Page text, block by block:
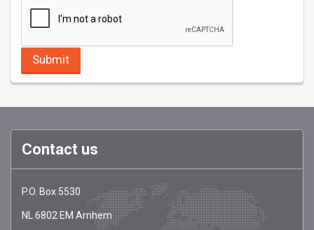
Contact us
EMCI
Register
https://emci-
register.com/
P.O. Box 5530
NL 6802 EM Arnhem